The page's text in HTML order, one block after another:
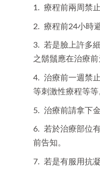
1. 療程前兩周禁
2. 療程前24小時
3. 若是臉上許多
之鬍鬚應在治療前
4. 治療前一週禁
等刺激性療程等等
5. 治療前請拿下金
6. 若於治療部位
前告知。
7. 若是有服用抗